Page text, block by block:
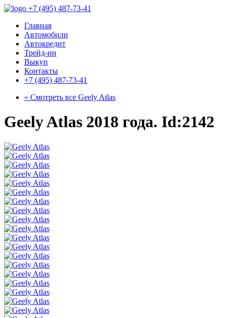
+7 (495) 487-73-41
Главная
Автомобили
Автокредит
Трейд-ин
Выкуп
Контакты
+7 (495) 487-73-41
« Смотреть все Geely Atlas
Geely Atlas 2018 года. Id:2142